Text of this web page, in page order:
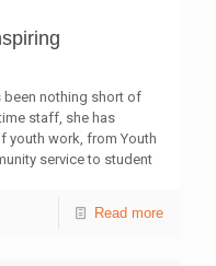
色工作認知不足」
），為主要限制【表
多綠色工作的就業機
關培訓」（94.3%）及
）均有助青年探
及學者意見，指目前本
碳、減廢及新能源等有
需及早掌握和釐清。同
題。 青年創研庫經濟
been nothing short of
staff, she has
youth work, from Youth
service to student
years. With a firm
Read more